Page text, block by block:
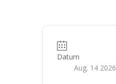
Datum
Aug. 14 2026